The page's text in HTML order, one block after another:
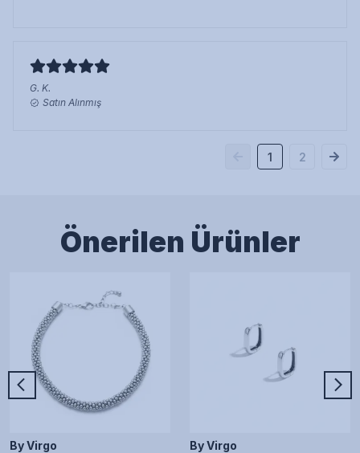
G. K.
Satın Alınmış
1 2
Önerilen Ürünler
By Virgo By Virgo